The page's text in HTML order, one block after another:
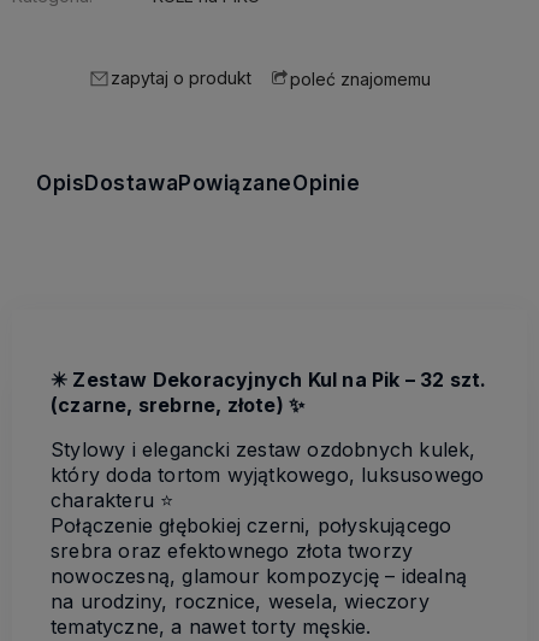
zapytaj o produkt poleć znajomemu
Opis Dostawa PowiązaneOpinie
✴️ Zestaw Dekoracyjnych Kul na Pik – 32 szt.
(czarne, srebrne, złote) ✨
Stylowy i elegancki zestaw ozdobnych kulek,
który doda tortom wyjątkowego, luksusowego
charakteru ⭐️
Połączenie głębokiej czerni, połyskującego
srebra oraz efektownego złota tworzy
nowoczesną, glamour kompozycję – idealną
na urodziny, rocznice, wesela, wieczory
tematyczne, a nawet torty męskie.